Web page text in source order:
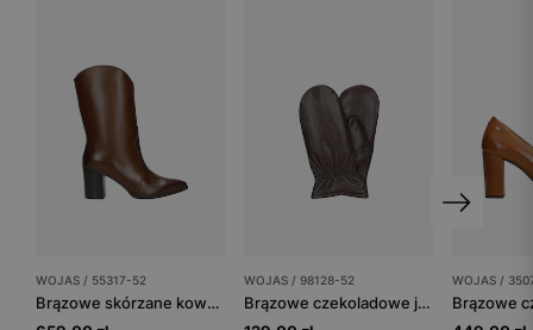
WOJAS / 55317-52
Brązowe skórzane kowbojki damskie na obcasie
WOJAS / 98128-52
Brązowe czekoladowe jednopalcowe rękawiczki damskie
WOJAS /